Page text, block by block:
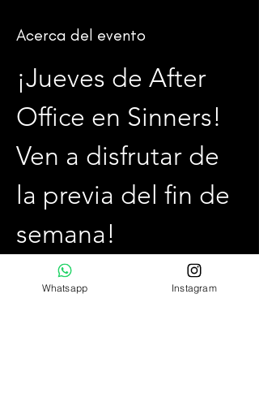
Acerca del evento
¡Jueves de After
Office en Sinners!
Ven a disfrutar de
la previa del fin de
semana!
¿Estás listo para una tarde-noche llena de
diversión, seducción y nuevas experiencias?
Te invitamos a unirte a nosotros cada tarde
Whatsapp Instagram